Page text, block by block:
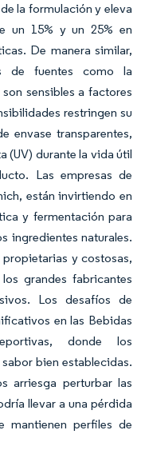
la formulación y eleva
un 15% y un 25% en
De manera similar,
de fuentes como la
sensibles a factores
restringen su
envase transparentes,
(UV) durante la vida útil
Las empresas de
están invirtiendo en
y fermentación para
ingredientes naturales.
y costosas,
grandes fabricantes
Los desafíos de
en las Bebidas
donde los
bien establecidas.
arriesga perturbar las
llevar a una pérdida
mantienen perfiles de